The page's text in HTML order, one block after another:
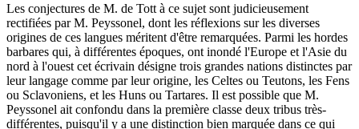
Les conjectures de M. de Tott à ce sujet sont judicieusement
rectifiées par M. Peyssonel, dont les réflexions sur les diverses
origines de ces langues méritent d'être remarquées. Parmi les hordes
barbares qui, à différentes époques, ont inondé l'Europe et l'Asie du
nord à l'ouest cet écrivain désigne trois grandes nations distinctes par
leur langage comme par leur origine, les Celtes ou Teutons, les Fens
ou Sclavoniens, et les Huns ou Tartares. Il est possible que M.
Peyssonel ait confondu dans la première classe deux tribus très-
différentes, puisqu'il y a une distinction bien marquée dans ce qui